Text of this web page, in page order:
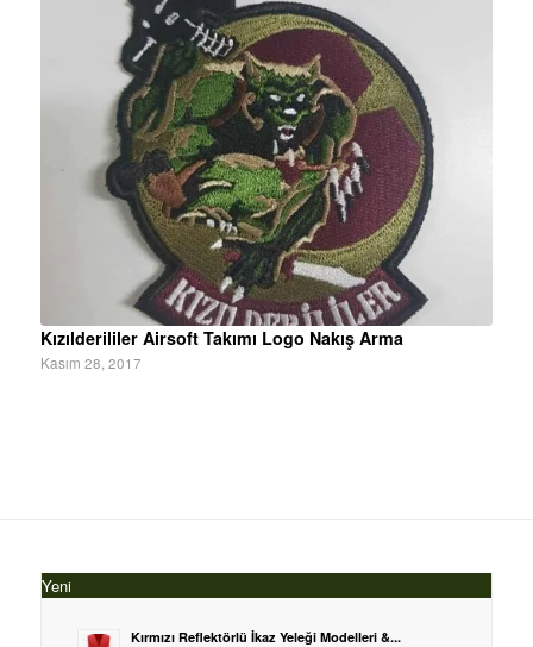
Kızılderililer Airsoft Takımı Logo Nakış Arma
Kasım 28, 2017
Yeni
Kırmızı Reflektörlü İkaz Yeleği Modelleri &...